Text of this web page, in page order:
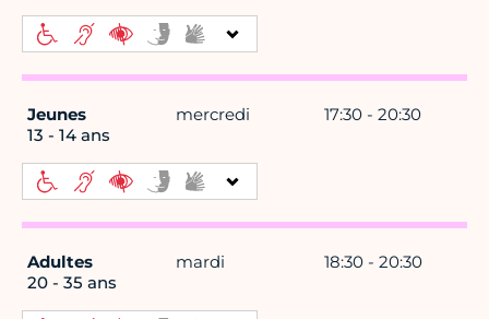
Jeunes
13 - 14 ans
mercredi 17:30 - 20:30
Adultes
20 - 35 ans
mardi 18:30 - 20:30